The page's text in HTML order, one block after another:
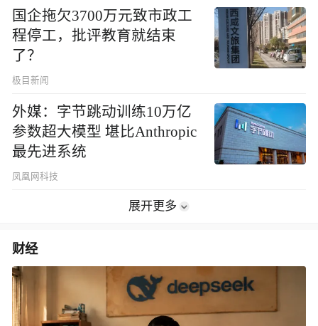
国企拖欠3700万元致市政工
程停工，批评教育就结束
了？
极目新闻
外媒：字节跳动训练10万亿
参数超大模型 堪比Anthropic
最先进系统
凤凰网科技
展开更多
财经